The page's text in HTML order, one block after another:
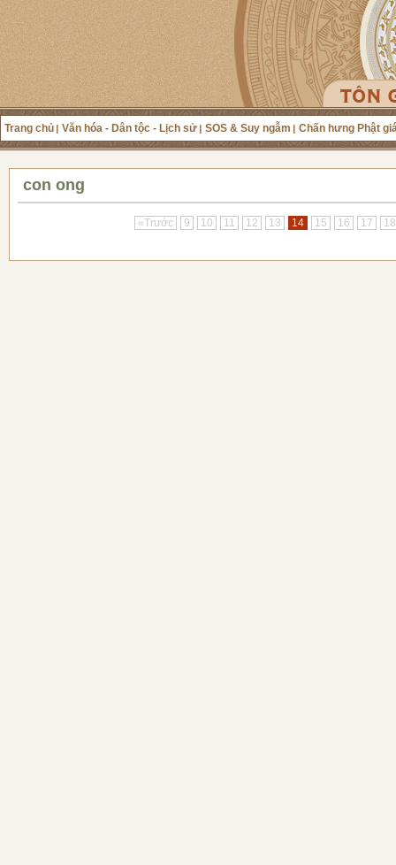
Trang chủ Văn hóa - Dân tộc - Lịch sử SOS & Suy ngẫm Chấn hưng Phật
con ong
«Trước 9 10 11 12 13 14 15 16 17 18